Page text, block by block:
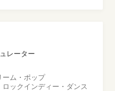
レーター
ーム・ポップ
ロックインディー・ダンス